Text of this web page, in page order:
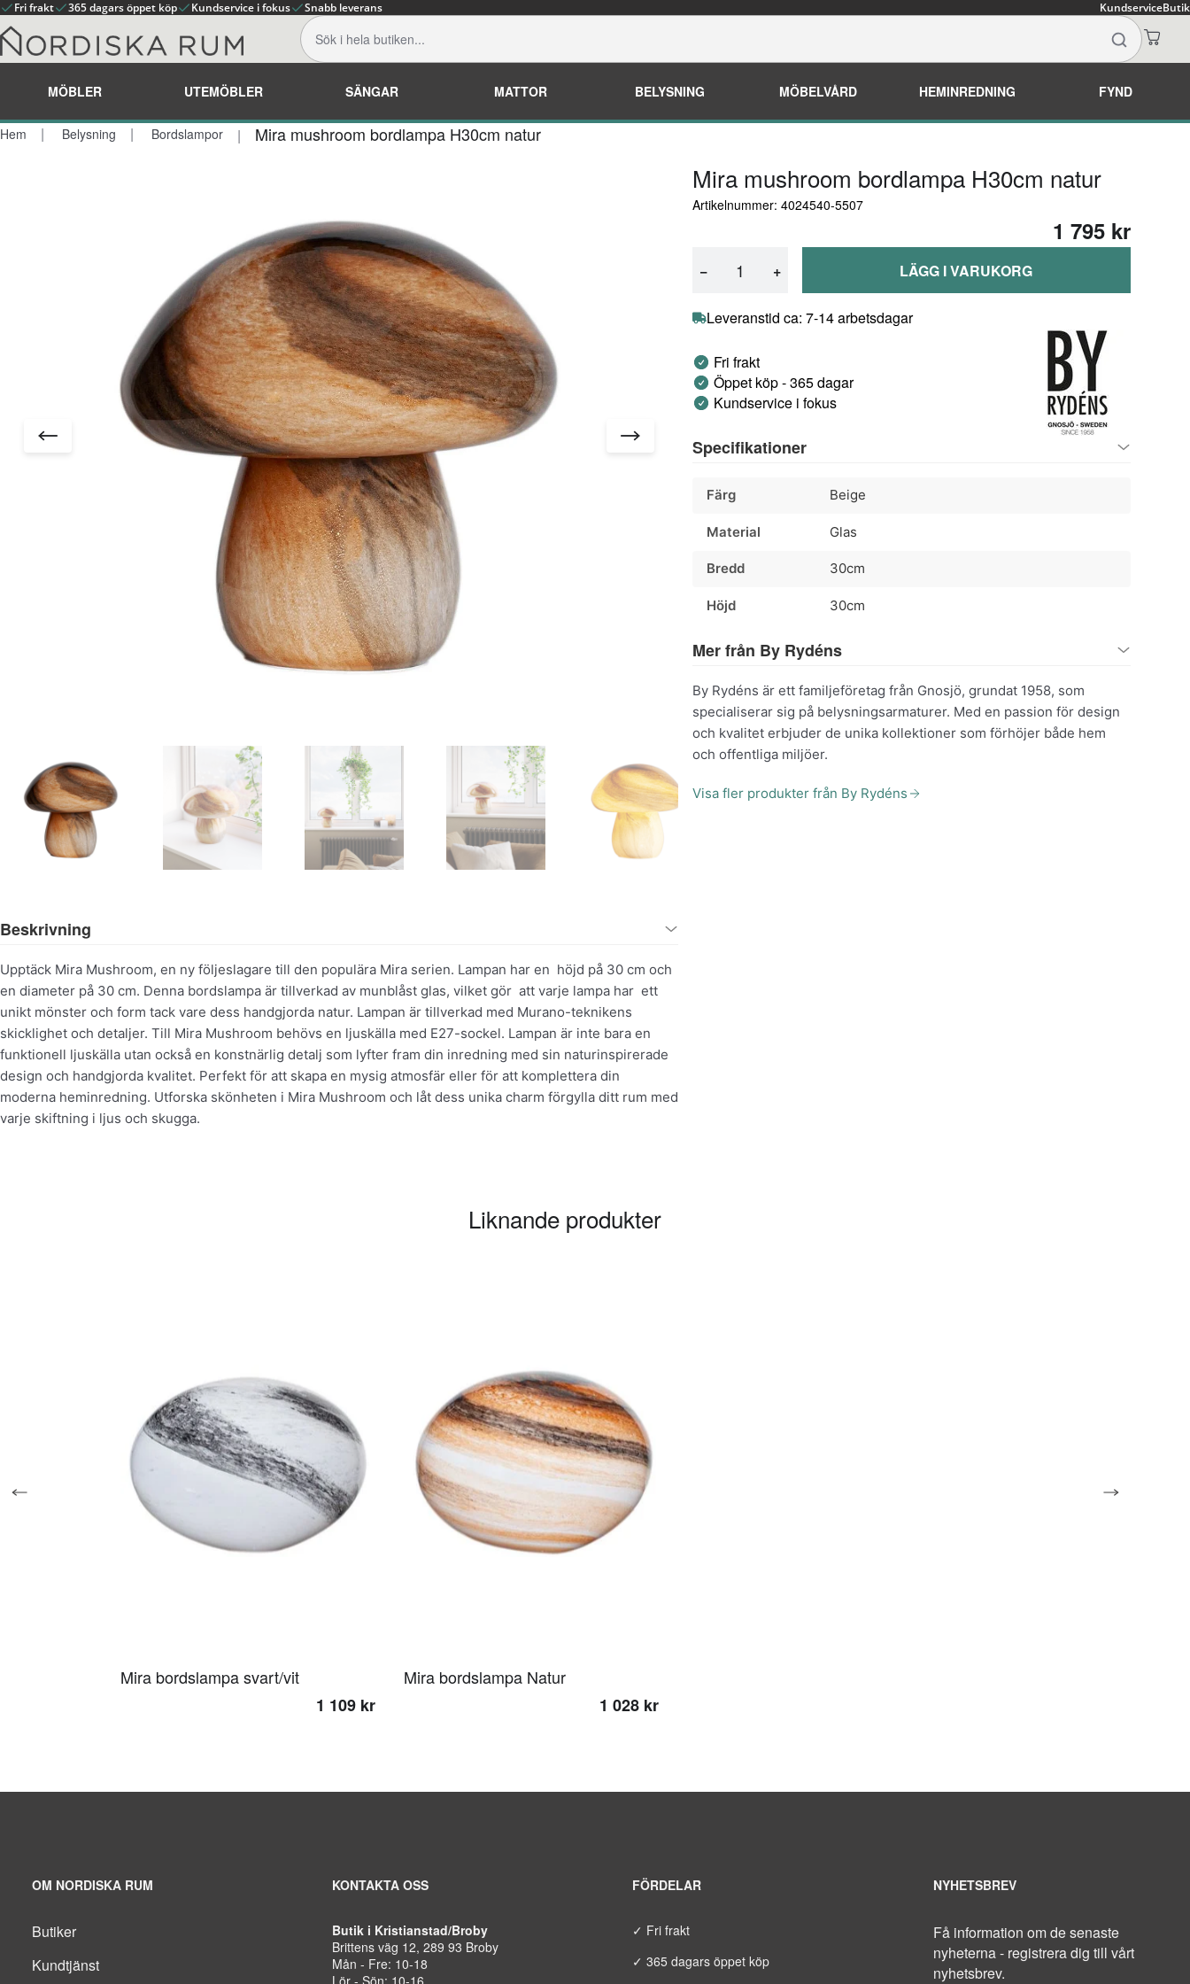
Fri frakt 365 dagars öppet köp Kundservice i fokus Snabb leverans KundserviceButik
MÖBLER UTEMÖBLER SÄNGAR MATTOR BELYSNING MÖBELVÅRD HEMINREDNING FYND
Hem Belysning Bordslampor Mira mushroom bordlampa H30cm natur
Beskrivning
Upptäck Mira Mushroom, en ny följeslagare till den populära Mira serien. Lampan har en höjd på 30 cm och
en diameter på 30 cm. Denna bordslampa är tillverkad av munblåst glas, vilket gör att varje lampa har ett
unikt mönster och form tack vare dess handgjorda natur. Lampan är tillverkad med Murano-teknikens
skicklighet och detaljer. Till Mira Mushroom behövs en ljuskälla med E27-sockel. Lampan är inte bara en
funktionell ljuskälla utan också en konstnärlig detalj som lyfter fram din inredning med sin naturinspirerade
design och handgjorda kvalitet. Perfekt för att skapa en mysig atmosfär eller för att komplettera din
moderna heminredning. Utforska skönheten i Mira Mushroom och låt dess unika charm förgylla ditt rum med
varje skiftning i ljus och skugga.
Mira mushroom bordlampa H30cm natur
Artikelnummer: 4024540-5507
1 795 kr
− + LÄGG I VARUKORG
Leveranstid ca: 7-14 arbetsdagar
Fri frakt
Öppet köp - 365 dagar
Kundservice i fokus
Specifikationer
Färg Beige
Material Glas
Bredd 30cm
Höjd 30cm
Mer från By Rydéns
By Rydéns är ett familjeföretag från Gnosjö, grundat 1958, som
specialiserar sig på belysningsarmaturer. Med en passion för design
och kvalitet erbjuder de unika kollektioner som förhöjer både hem
och offentliga miljöer.
Visa fler produkter från By Rydéns
Liknande produkter
Mira bordslampa svart/vit
1 109 kr
Mira bordslampa Natur
1 028 kr
OM NORDISKA RUM
Butiker
Kundtjänst
KONTAKTA OSS
Butik i Kristianstad/Broby
Brittens väg 12, 289 93 Broby
Mån - Fre: 10-18
Lör - Sön: 10-16
FÖRDELAR
✓ Fri frakt
✓ 365 dagars öppet köp
NYHETSBREV
Få information om de senaste
nyheterna - registrera dig till vårt
nyhetsbrev.